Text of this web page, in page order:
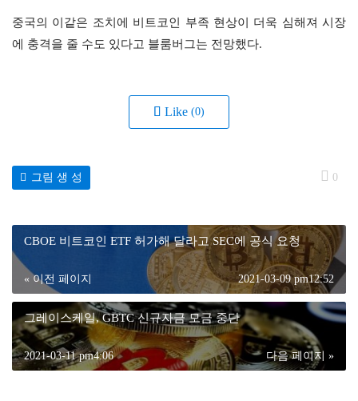
중국의 이같은 조치에 비트코인 부족 현상이 더욱 심해져 시장
에 충격을 줄 수도 있다고 블룸버그는 전망했다.
Like (0)
0
그림 생 성
CBOE 비트코인 ETF 허가해 달라고 SEC에 공식 요청
« 이전 페이지 2021-03-09 pm12:52
그레이스케일, GBTC 신규자금 모금 중단
다음 페이지 »
2021-03-11 pm4:06